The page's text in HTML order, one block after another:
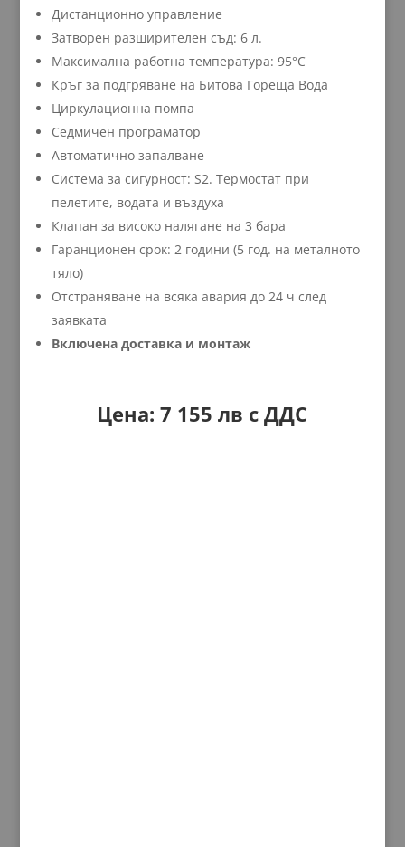
Дистанционно управление
Затворен разширителен съд: 6 л.
Максимална работна температура: 95°C
Кръг за подгряване на Битова Гореща Вода
Циркулационна помпа
Седмичен програматор
Автоматично запалване
Система за сигурност: S2. Термостат при
пелетите, водата и въздуха
Клапан за високо налягане на 3 бара
Гаранционен срок: 2 години (5 год. на металното
тяло)
Отстраняване на всяка авария до 24 ч след
заявката
Включена доставка и монтаж
Цена: 7 155 лв с ДДС